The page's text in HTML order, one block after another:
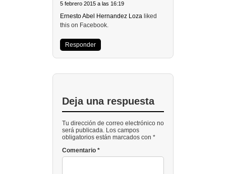
5 febrero 2015 a las 16:19
Ernesto Abel Hernandez Loza liked
this on Facebook.
Responder
Deja una respuesta
Tu dirección de correo electrónico no
será publicada. Los campos
obligatorios están marcados con *
Comentario *